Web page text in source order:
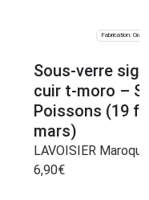
Fabrication:
Sous-verre
cuir t-moro –
Poissons (19
mars)
LAVOISIER
6,90€